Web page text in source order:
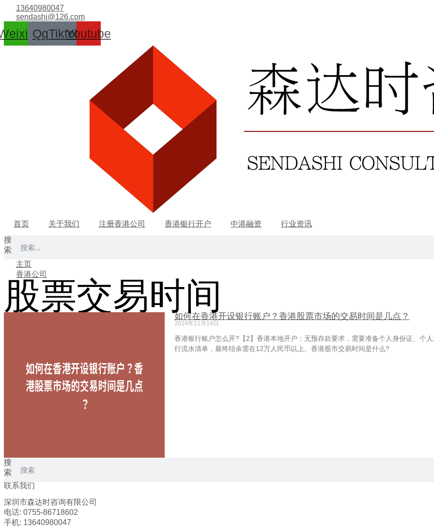
容
13640980047
sendashi@126.com
QqTiktokYoutube
首页 关于我们 注册香港公司 香港银行开户 中港融资
行业资讯
搜
索
主页
香港公司
股票交易时间如何在香港开设银行账户？香港股票市场的交易时间是几点？
2024年11月14日
香港银行账户怎么开?【2】香港本地开户：无预存款要求，需要准备个人身份证、个
行流水清单，最终结余需在12万人民币以上。香港股市交易时间是什么?
搜
索
联系我们
深圳市森达时咨询有限公司
电话: 0755-86718602
手机: 13640980047